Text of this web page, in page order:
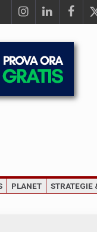
PLANET STRATEGIE